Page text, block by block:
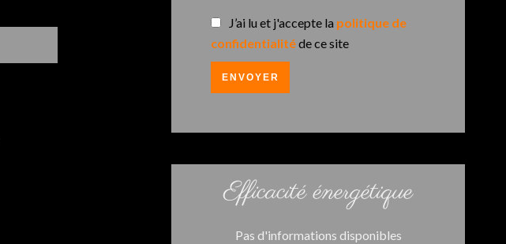
J’ai lu et j'accepte la politique de
confidentialitéde ce site
ENVOYER
Efficacité énergétique
Pas d'informations disponibles